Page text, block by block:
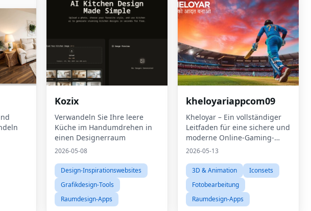
Kozix
Verwandeln Sie Ihre leere
Küche im Handumdrehen in
einen Designerraum
2026-05-08
Design-Inspirationswebsites
Grafikdesign-Tools
Raumdesign-Apps
kheloyariappcom09
Kheloyar – Ein vollständiger
Leitfaden für eine sichere und
moderne Online-Gaming-
Plattform
2026-05-13
3D & Animation
Iconsets
Fotobearbeitung
Raumdesign-Apps